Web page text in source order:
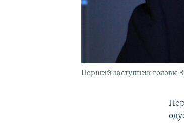
Перший заступник голови